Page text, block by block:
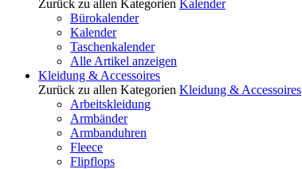
Zurück zu allen Kategorien Kalender
Bürokalender
Kalender
Taschenkalender
Alle Artikel anzeigen
Kleidung & Accessoires
Zurück zu allen Kategorien Kleidung & Accessoires
Arbeitskleidung
Armbänder
Armbanduhren
Fleece
Flipflops